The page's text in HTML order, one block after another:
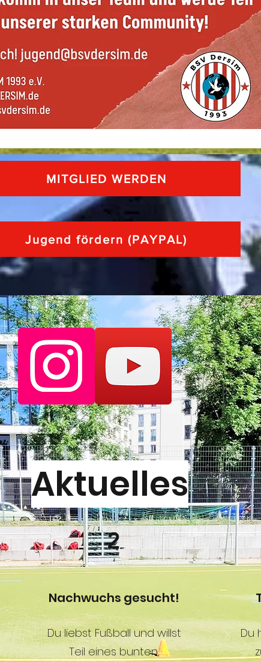
MITGLIED WERDEN
Jugend fördern (PAYPAL)
Aktuelles
2
Nachwuchs gesucht!
Du liebst Fußball und willst
Teil eines bunten,
Du